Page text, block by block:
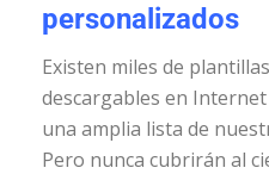
personalizados
Existen miles de
descargables en
una amplia lista de
Pero nunca cubrirán al